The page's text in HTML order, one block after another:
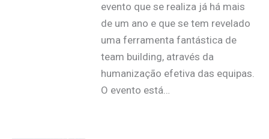
evento que se realiza já há mais
de um ano e que se tem revelado
uma ferramenta fantástica de
team building, através da
humanização efetiva das equipas.
O evento está…